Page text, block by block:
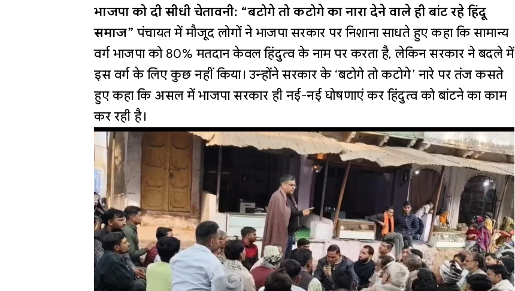
भाजपा को दी सीधी चेतावनी: “बटोगे तो कटोगे का नारा देने वाले ही बांट रहे हिंदू
समाज” पंचायत में मौजूद लोगों ने भाजपा सरकार पर निशाना साधते हुए कहा कि सामान्य
वर्ग भाजपा को 80% मतदान केवल हिंदुत्व के नाम पर करता है, लेकिन सरकार ने बदले में
इस वर्ग के लिए कुछ नहीं किया। उन्होंने सरकार के ‘बटोगे तो कटोगे’ नारे पर तंज कसते
हुए कहा कि असल में भाजपा सरकार ही नई-नई घोषणाएं कर हिंदुत्व को बांटने का काम
कर रही है।